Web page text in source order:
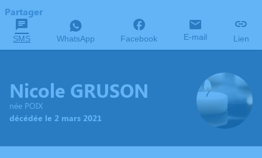
Partager
SMS WhatsApp Facebook E-mail Lien
Nicole GRUSON
née POIX
décédée le 2 mars 2021